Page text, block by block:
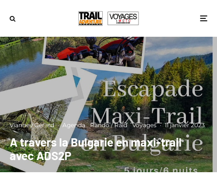
Vianney Gérard · Agenda Rando / Raid Voyages · 11 janvier 2023
A travers la Bulgarie en maxi-trail
avec ADS2P